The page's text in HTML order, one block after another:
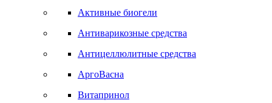
Активные биогели
Антиварикозные средства
Антицеллюлитные средства
АргоВасна
Витапринол